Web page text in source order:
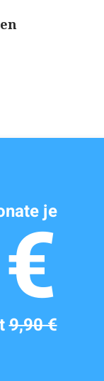
je
9,90 €